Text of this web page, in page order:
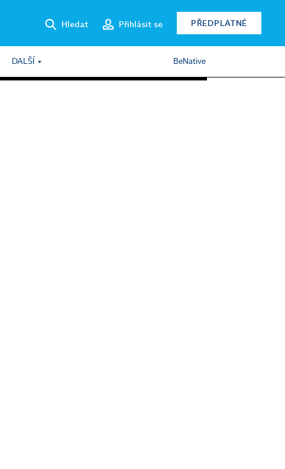
Hledat Přihlásit se PŘEDPLATNÉ
DALŠÍ BeNative